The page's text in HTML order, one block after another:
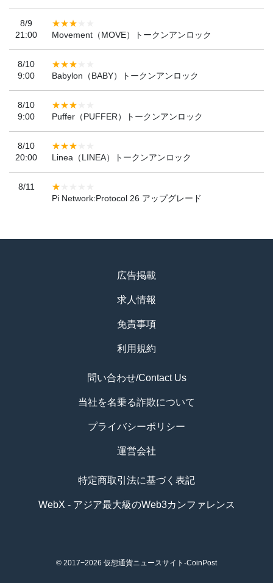
8/9
21:00
Movement（MOVE）トークンアンロック
8/10
9:00
Babylon（BABY）トークンアンロック
8/10
9:00
Puffer（PUFFER）トークンアンロック
8/10
20:00
Linea（LINEA）トークンアンロック
8/11
Pi Network:Protocol 26 アップグレード
広告掲載
求人情報
免責事項
利用規約
問い合わせ/Contact Us
当社を名乗る詐欺について
プライバシーポリシー
運営会社
特定商取引法に基づく表記
WebX - アジア最大級のWeb3カンファレンス
© 2017−2026 仮想通貨ニュースサイト-CoinPost